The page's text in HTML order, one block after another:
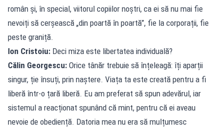
român și, în special, viitorul copiilor noștri, ca ei să nu mai fie
nevoiți să cerșească „din poartă în poartă”, fie la corporații, fie
peste graniță.
Ion Cristoiu: Deci miza este libertatea individuală?
Călin Georgescu: Orice tânăr trebuie să înțeleagă: îți aparții
singur, ție însuți, prin naștere. Viața ta este creată pentru a fi
liberă într-o țară liberă. Eu am preferat să spun adevărul, iar
sistemul a reacționat spunând că mint, pentru că ei aveau
nevoie de obediență. Datoria mea nu era să mulțumesc